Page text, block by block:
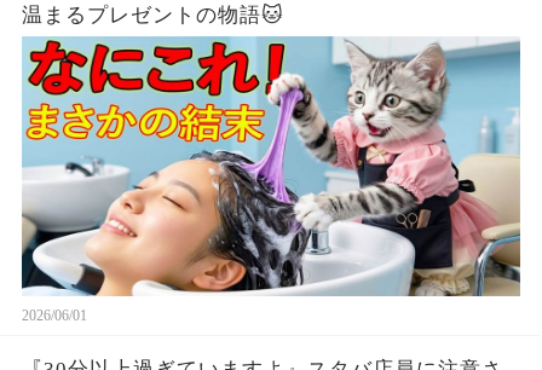
温まるプレゼントの物語🐱
2026/06/01